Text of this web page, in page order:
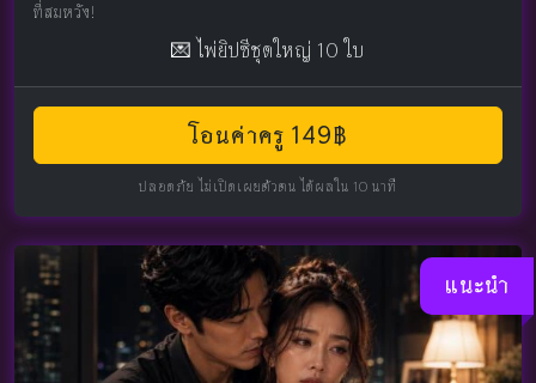
ที่สมหวัง!
💌 ไพ่ยิปซีชุดใหญ่ 10 ใบ
โอนค่าครู 149฿
ปลอดภัย ไม่เปิดเผยตัวตน ได้ผลใน 10 นาที
แนะนำ